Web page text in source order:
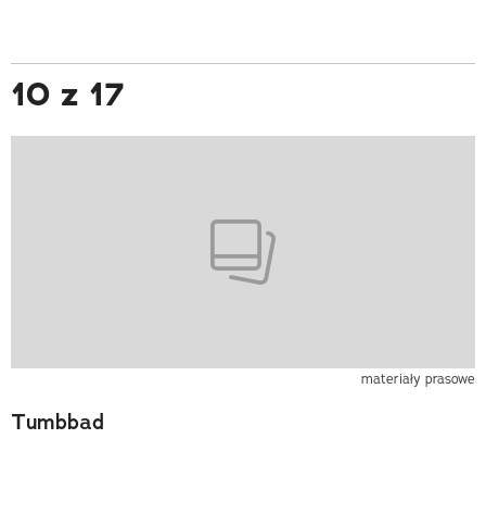
10 z 17
materiały prasowe
Tumbbad